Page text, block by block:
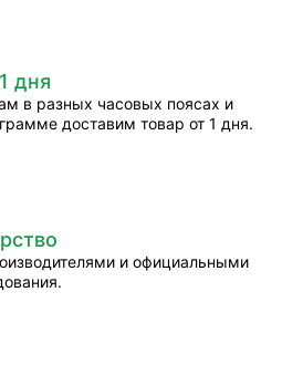
дня
в разных часовых поясах и
доставим товар от 1 дня.
и официальными